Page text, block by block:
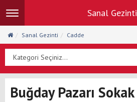
Toggle
navigation
Sanal Gezinti
Sanal Gezinti Cadde
Buğday Pazarı Sokak